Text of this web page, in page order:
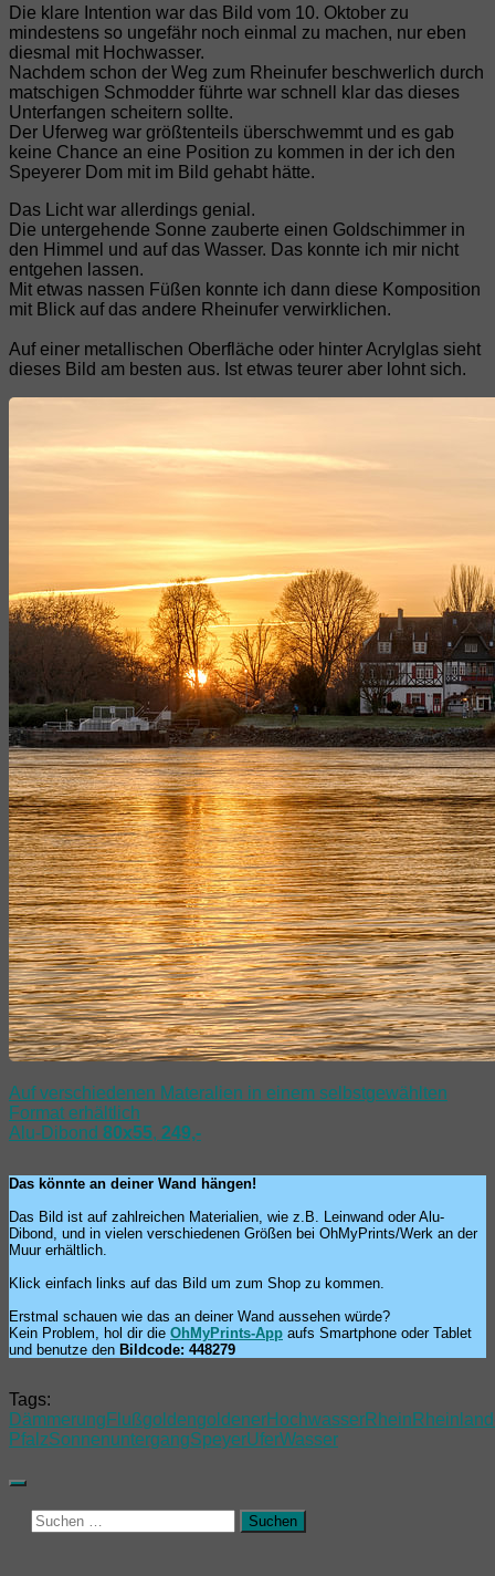
Die klare Intention war das Bild vom 10. Oktober zu
mindestens so ungefähr noch einmal zu machen, nur eben
diesmal mit Hochwasser.
Nachdem schon der Weg zum Rheinufer beschwerlich durch
matschigen Schmodder führte war schnell klar das dieses
Unterfangen scheitern sollte.
Der Uferweg war größtenteils überschwemmt und es gab
keine Chance an eine Position zu kommen in der ich den
Speyerer Dom mit im Bild gehabt hätte.
Das Licht war allerdings genial.
Die untergehende Sonne zauberte einen Goldschimmer in
den Himmel und auf das Wasser. Das konnte ich mir nicht
entgehen lassen.
Mit etwas nassen Füßen konnte ich dann diese Komposition
mit Blick auf das andere Rheinufer verwirklichen.
Auf einer metallischen Oberfläche oder hinter Acrylglas sieht
dieses Bild am besten aus. Ist etwas teurer aber lohnt sich.
Auf verschiedenen Materalien in einem selbstgewählten
Format erhältlich
Alu-Dibond 80x55, 249,-
Das könnte an deiner Wand hängen!
Das Bild ist auf zahlreichen Materialien, wie z.B. Leinwand oder Alu-
Dibond, und in vielen verschiedenen Größen bei OhMyPrints/Werk an der
Muur erhältlich.
Klick einfach links auf das Bild um zum Shop zu kommen.
Erstmal schauen wie das an deiner Wand aussehen würde?
Kein Problem, hol dir die OhMyPrints-App aufs Smartphone oder Tablet
und benutze den Bildcode: 448279
Tags:
Dämmerung FlußgoldengoldenerHochwasserRhein
PfalzSonnenuntergangSpeyerUferWasser
Suchen
nach: